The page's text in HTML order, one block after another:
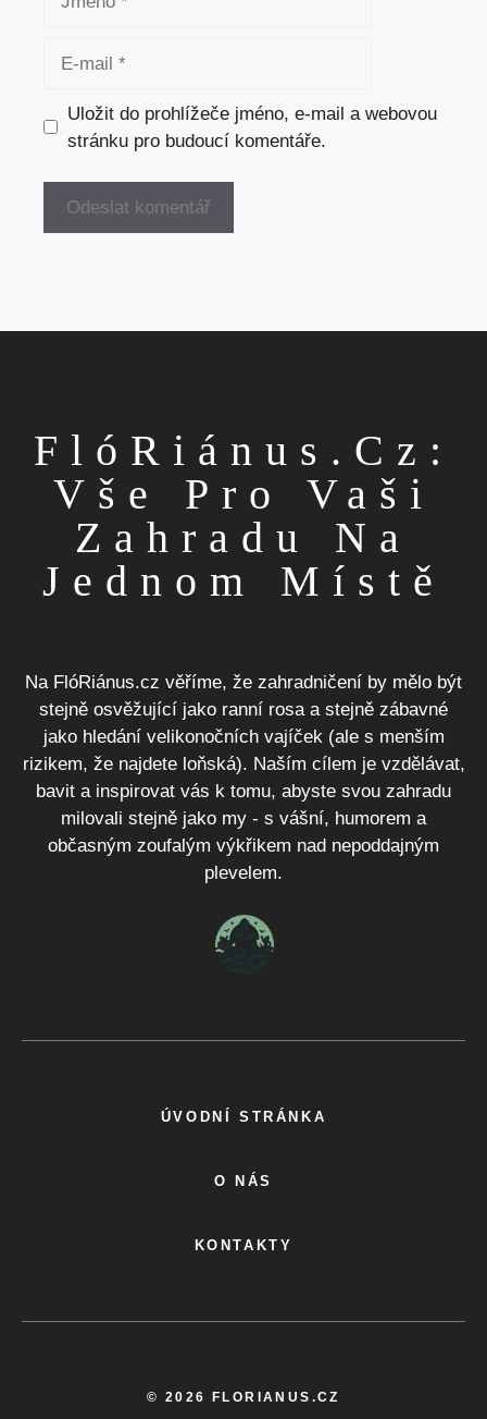
Uložit do prohlížeče jméno, e-mail a webovou
stránku pro budoucí komentáře.
FlóRiánus.cz:
Vše Pro Vaši
Zahradu Na
Jednom Místě
Na FlóRiánus.cz věříme, že zahradničení by mělo být
stejně osvěžující jako ranní rosa a stejně zábavné
jako hledání velikonočních vajíček (ale s menším
rizikem, že najdete loňská). Naším cílem je vzdělávat,
bavit a inspirovat vás k tomu, abyste svou zahradu
milovali stejně jako my - s vášní, humorem a
občasným zoufalým výkřikem nad nepoddajným
plevelem.
ÚVODNÍ STRÁNKA
O NÁS
KONTAKTY
© 2026 FLORIANUS.CZ